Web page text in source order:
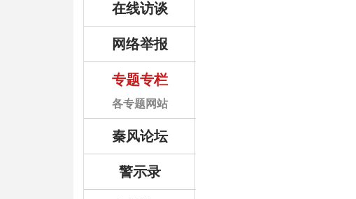
在线访谈
网络举报
专题专栏
各专题网站
秦风论坛
警示录